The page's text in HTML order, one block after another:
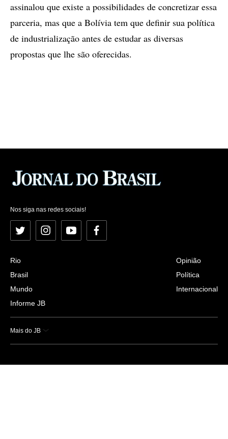
assinalou que existe a possibilidades de concretizar essa
parceria, mas que a Bolívia tem que definir sua política
de industrialização antes de estudar as diversas
propostas que lhe são oferecidas.
Nos siga nas redes sociais!
Twitter InstagramYouTubeFacebook
Rio
Brasil
Mundo
Informe JB
Opinião
Política
Internacional
Mais do JB
Esportes